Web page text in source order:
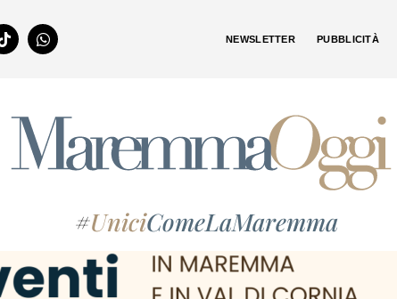
NEWSLETTER PUBBLICITÀ
#UniciComeLaMaremma